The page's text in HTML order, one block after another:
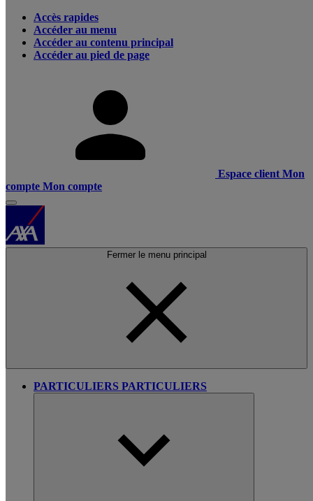
Accès rapides
Accéder au menu
Accéder au contenu principal
Accéder au pied de page
Espace client Mon
compte Mon compte
Fermer le menu principal
PARTICULIERS PARTICULIERS